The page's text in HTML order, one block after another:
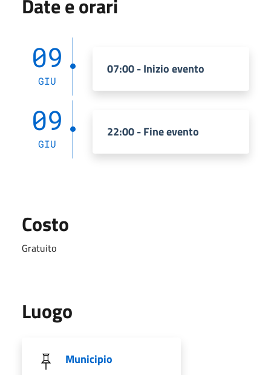
Date e orari
09
GIU
07:00 - Inizio evento
09
GIU
22:00 - Fine evento
Costo
Gratuito
Luogo
Municipio